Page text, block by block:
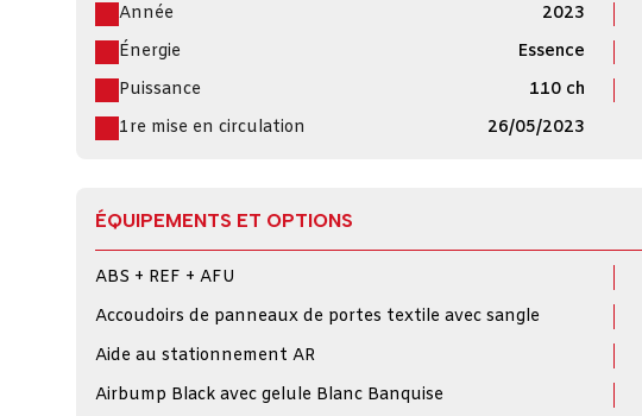
Année 2023
Énergie
Essence
Puissance
110 ch
1re mise en circulation
26/05/2023
ÉQUIPEMENTS ET OPTIONS
ABS + REF + AFU
Accoudoirs de panneaux de portes textile avec sangle
Aide au stationnement AR
Airbump Black avec gelule Blanc Banquise